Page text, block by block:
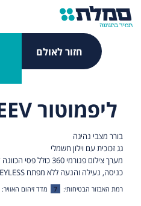
חזור לאולם
ליפמוטור C10 REEV חדש
בורר מצבי נהיגה
גג זכוכית עם וילון חשמלי
מערך צילום פנורמי 360 כולל פסי הכוונה דנמיים לסיוע בעת נסיעה
כניסה, נעילה והנעה ללא מפתח KEYLESS ובאמצעות אפליקציה
רמת האבזור הבטיחותי: 7 מדד זיהום האוויר: